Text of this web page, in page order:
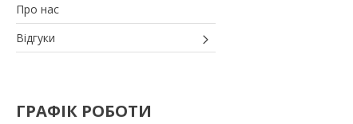
Про нас
Відгуки
ГРАФІК РОБОТИ